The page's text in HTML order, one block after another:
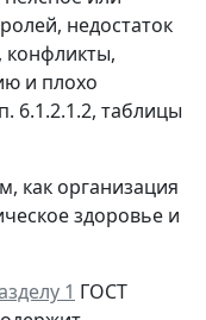
недостаток
конфликты,
и плохо
6.1.2.1.2, таблицы
как организация
здоровье и
1 ГОСТ